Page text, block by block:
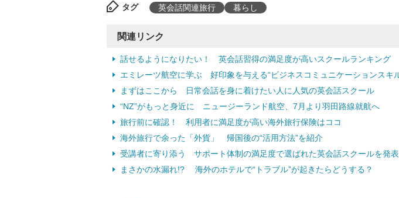
タグ 英会話関連旅行 暮らし
関連リンク
話せるようになりたい！ 英会話習得の満足度が高いスクールランキング
エミレーツ航空に学ぶ 好印象を与える“ビジネスコミュニケーションスキ
まずはここから 日常会話を身に着けたい人に人気の英会話スクール
“NZ”がもっと身近に ニュージーランド航空、7月より羽田路線就航へ
旅行前に確認！ 利用者に満足度が高い海外旅行保険はココ
海外旅行で余った「外貨」 帰国後の“活用方法”を紹介
受講者に寄り添う サポート体制の満足度で選ばれた英会話スクールを発表
まさかの水漏れ!? 海外のホテルで“トラブル”が起きたらどうする？